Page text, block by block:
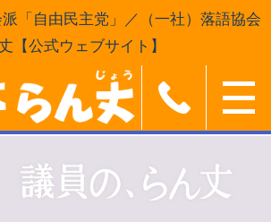
「自由民主党」／（一社）落語協会
公式ウェブサイト】